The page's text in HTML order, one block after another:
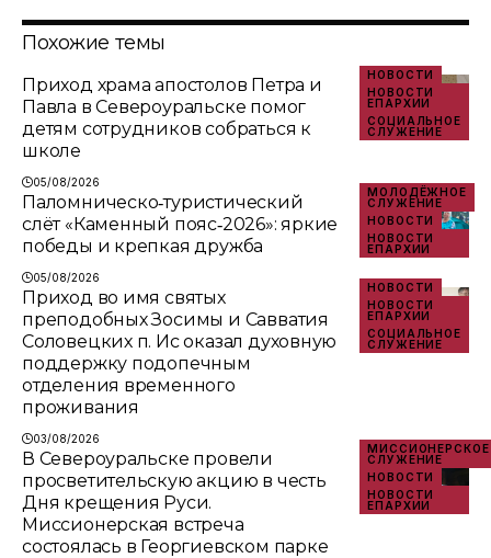
Похожие темы
НОВОСТИ
НОВОСТИ
ЕПАРХИИ
СОЦИАЛЬНОЕ
СЛУЖЕНИЕ
Приход храма апостолов Петра и
Павла в Североуральске помог
детям сотрудников собраться к
школе
05/08/2026
МОЛОДЁЖНОЕ
СЛУЖЕНИЕ
НОВОСТИ
НОВОСТИ
ЕПАРХИИ
Паломническо‑туристический
слёт «Каменный пояс‑2026»: яркие
победы и крепкая дружба
05/08/2026
НОВОСТИ
НОВОСТИ
ЕПАРХИИ
СОЦИАЛЬНОЕ
СЛУЖЕНИЕ
Приход во имя святых
преподобных Зосимы и Савватия
Соловецких п. Ис оказал духовную
поддержку подопечным
отделения временного
проживания
03/08/2026
МИССИОНЕРСКОЕ
СЛУЖЕНИЕ
НОВОСТИ
НОВОСТИ
ЕПАРХИИ
В Североуральске провели
просветительскую акцию в честь
Дня крещения Руси.
Миссионерская встреча
состоялась в Георгиевском парке